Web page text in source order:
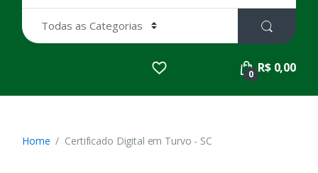
a
r
:
0 R$ 0,00
Home Certificado Digital em Turvo - SC